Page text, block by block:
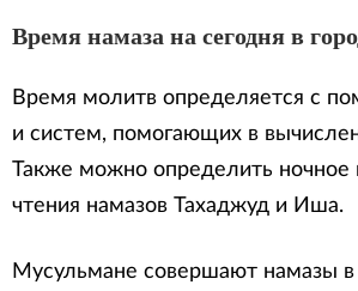
Время намаза на сегодня в
Время молитв определяется с
и систем, помогающих в
Также можно определить ночное
чтения намазов Тахаджуд и Иша.
Мусульмане совершают намазы